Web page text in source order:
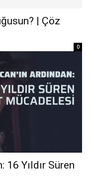
| Çöz
0
16 Yıldır Süren